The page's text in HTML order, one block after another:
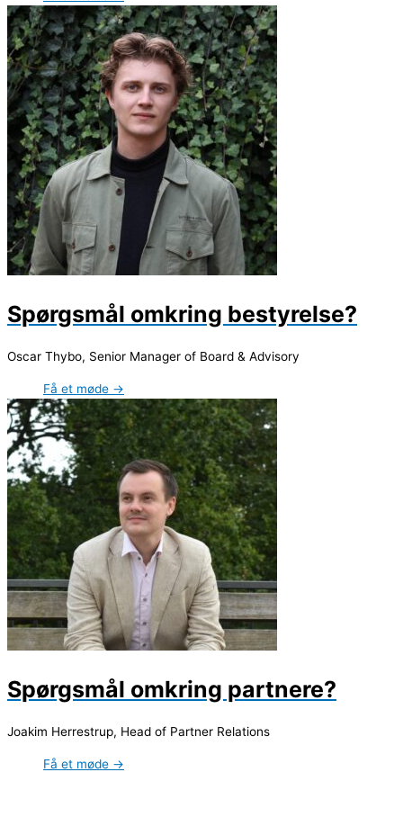
Spørgsmål omkring bestyrelse?
Oscar Thybo, Senior Manager of Board & Advisory
Få et møde →
Spørgsmål omkring partnere?
Joakim Herrestrup, Head of Partner Relations
Få et møde →